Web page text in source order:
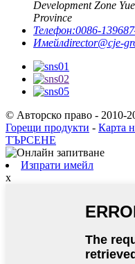
Development Zone
Province
Телефон:0086-
Имейлdirector@cje-
© Авторско право - 2010-
Горещи продукти - Карта
ТЪРСЕНЕ
Изпрати имейл
x